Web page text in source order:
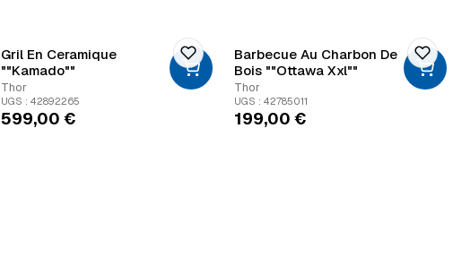
Gril En Ceramique
""Kamado""
Thor
UGS : 42892265
599,00 €
Barbecue Au Charbon De
Bois ""Ottawa Xxl""
Thor
UGS : 42785011
199,00€